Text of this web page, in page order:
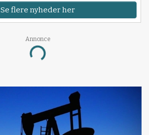
Se flere nyheder her
Annonce
Loading...